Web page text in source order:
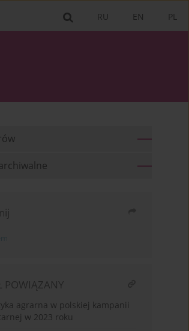
PL
EN
RU
POWIĄZANY
agrarna w polskiej kampanii
w 2023 roku